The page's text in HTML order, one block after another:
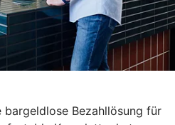
Bezahllösung für